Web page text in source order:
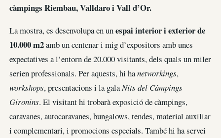
càmpings Riembau, Valldaro i Vall d’Or.
La mostra, es desenvolupa en unespai interior i exterior de
10.000 m2amb un centenar i mig d’expositors amb unes
expectatives a l’entorn de 20.000 visitants, dels quals un miler
serien professionals. Per aquests, hi hanetworkings,
workshops, presentacions i la gala Nits del Càmpings
Gironins. El visitant hi trobarà exposició de càmpings,
caravanes, autocaravanes, bungalows, tendes, material auxiliar
i complementari, i promocions especials. També hi ha servei